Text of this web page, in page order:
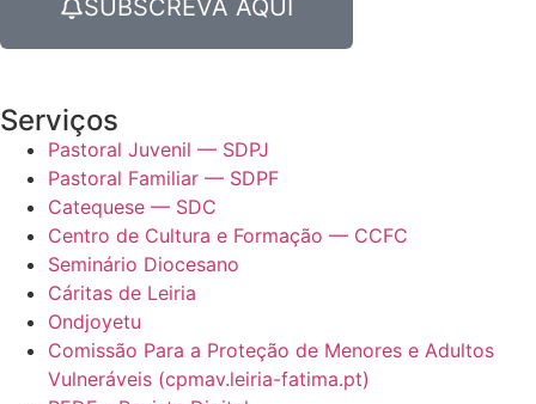
SUBSCREVA AQUI
Serviços
Pastoral Juvenil — SDPJ
Pastoral Familiar — SDPF
Catequese — SDC
Centro de Cultura e Formação — CCFC
Seminário Diocesano
Cáritas de Leiria
Ondjoyetu
Comissão Para a Proteção de Menores e Adultos
Vulneráveis (cpmav.leiria-fatima.pt)